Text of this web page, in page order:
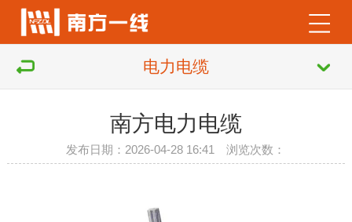
电力电缆
南方电力电缆
发布日期：2026-04-28 16:41 浏览次数：